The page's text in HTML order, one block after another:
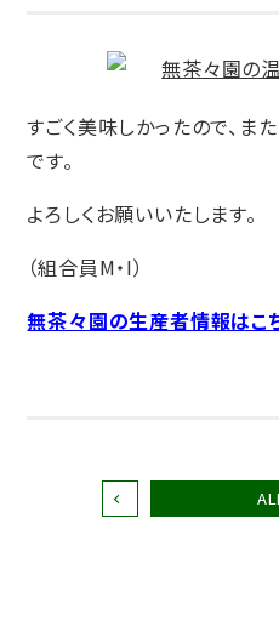
すごく美味しかったので、ま
です。
よろしくお願いいたします。
（組合員M・I）
無茶々園の生産者情報はこ